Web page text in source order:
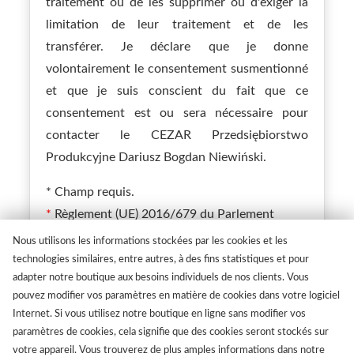
limitation de leur traitement et de les
transférer. Je déclare que je donne
volontairement le consentement susmentionné
et que je suis conscient du fait que ce
consentement est ou sera nécessaire pour
contacter le CEZAR Przedsiębiorstwo
Produkcyjne Dariusz Bogdan Niewiński.
* Champ requis.
* Règlement (UE) 2016/679 du Parlement
européen et du Conseil du 27 avril 2016 relatif
à la protection des personnes physiques à
l'égard du traitement des données à caractère
personnel et à la libre circulation de ces
données.
Nous utilisons les informations stockées par les cookies et les
technologies similaires, entre autres, à des fins statistiques et pour
adapter notre boutique aux besoins individuels de nos clients. Vous
pouvez modifier vos paramètres en matière de cookies dans votre logiciel
Internet. Si vous utilisez notre boutique en ligne sans modifier vos
paramètres de cookies, cela signifie que des cookies seront stockés sur
votre appareil. Vous trouverez de plus amples informations dans notre